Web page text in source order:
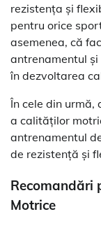
rezistența și
pentru orice
asemenea, că
antrenamentul
în dezvoltarea
În cele din
a calităților
antrenamentul
de rezistență și
Recomandări
Motrice